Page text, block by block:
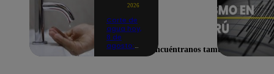
2026
Corte de
agua hoy,
8 de
agosto:
Encuéntranos también en